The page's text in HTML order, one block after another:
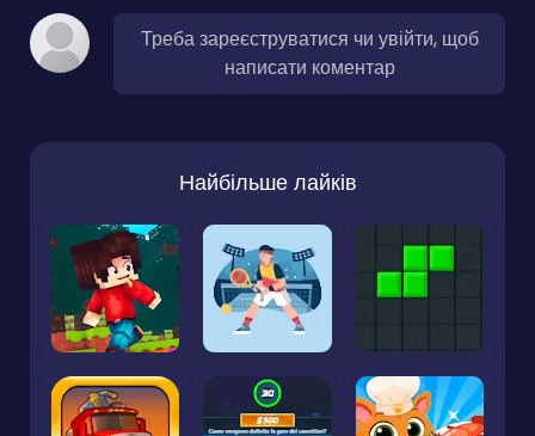
Треба зареєструватися чи увійти, щоб
написати коментар
Найбільше лайків